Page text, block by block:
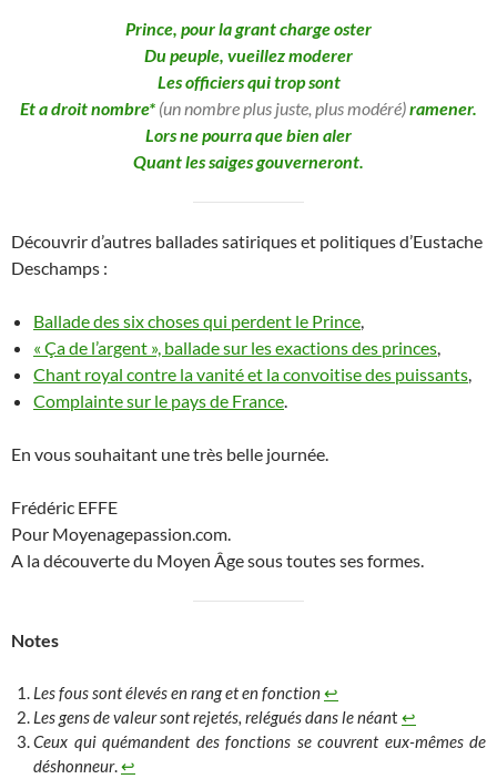
Prince, pour la grant charge oster
Du peuple, vueillez moderer
Les officiers qui trop sont
Et a droit nombre* (un nombre plus juste, plus modéré)ramener.
Lors ne pourra que bien aler
Quant les saiges gouverneront.
Découvrir d’autres ballades satiriques et politiques d’Eustache
Deschamps :
Ballade des six choses qui perdent le Prince,
« Ça de l’argent », ballade sur les exactions des princes,
Chant royal contre la vanité et la convoitise des puissants,
Complainte sur le pays de France.
En vous souhaitant une très belle journée.
Frédéric EFFE
Pour Moyenagepassion.com.
A la découverte du Moyen Âge sous toutes ses formes.
Notes
Les fous sont élevés en rang et en fonction↩︎
Les gens de valeur sont rejetés, relégués dans le néant ↩︎
Ceux qui quémandent des fonctions se couvrent eux-mêmes de
déshonneur.↩︎